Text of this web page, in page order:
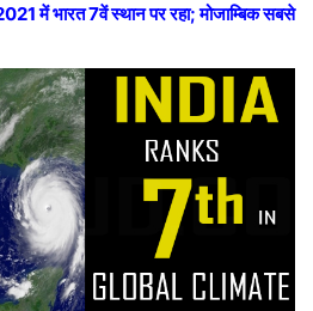
में भारत 7वें स्थान पर रहा;मोजाम्बिक सबसे